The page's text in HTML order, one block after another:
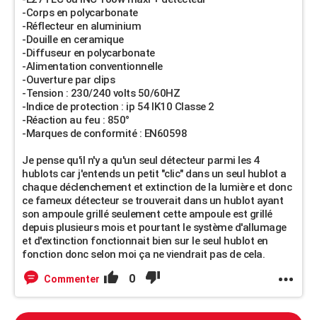
-Corps en polycarbonate
-Réflecteur en aluminium
-Douille en ceramique
-Diffuseur en polycarbonate
-Alimentation conventionnelle
-Ouverture par clips
-Tension : 230/240 volts 50/60HZ
-Indice de protection : ip 54 IK10 Classe 2
-Réaction au feu : 850°
-Marques de conformité : EN60598
Je pense qu'il n'y a qu'un seul détecteur parmi les 4
hublots car j'entends un petit "clic" dans un seul hublot a
chaque déclenchement et extinction de la lumière et donc
ce fameux détecteur se trouverait dans un hublot ayant
son ampoule grillé seulement cette ampoule est grillé
depuis plusieurs mois et pourtant le système d'allumage
et d'extinction fonctionnait bien sur le seul hublot en
fonction donc selon moi ça ne viendrait pas de cela.
Commenter 0